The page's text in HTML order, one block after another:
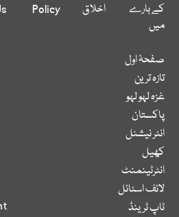
کے بارے
میں
اخلاق Policy
صفحۂ اول
تازہ ترین
غزہ لہو لہو
پاکستان
انٹر نیشنل
کھیل
انٹرٹینمنٹ
لائف اسٹائل
ٹاپ ٹرینڈ